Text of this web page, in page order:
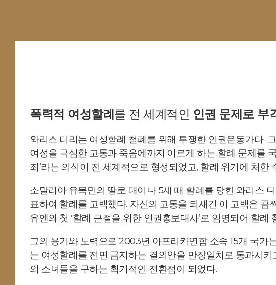
폭력적 여성할례 를 전 세계적인 인권 문제로 부
와리스 디리는 여성할례 철폐를 위해 투쟁한 인권운동가다.
여성을 극심한 고통과 죽음에까지 이르게 하는 할례 문제를
죄’라는 의식이 전 세계적으로 형성되었고, 할례 위기에 처한
소말리아 유목민의 딸로 태어나 5세 때 할례를 당한 와리스
표하여 할례를 고백했다. 자신의 고통을 되새긴 이 고백은
유엔의 첫 ‘할례 근절을 위한 인권홍보대사’로 임명되어 할례
그의 용기와 노력으로 2003년 아프리카연합 소속 15개 국
는 여성할례를 전면 금지하는 결의안을 만장일치로 통과시
의 소녀들을 구하는 획기적인 전환점이 되었다.